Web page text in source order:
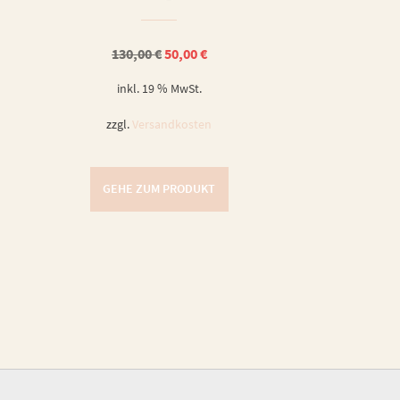
130,00€ Ursprünglicher
Preis
war:
130,00 €
50,00€Aktueller
inkl. 19 % MwSt.
zzgl.Versandkosten
GEHE ZUM PRODUKT